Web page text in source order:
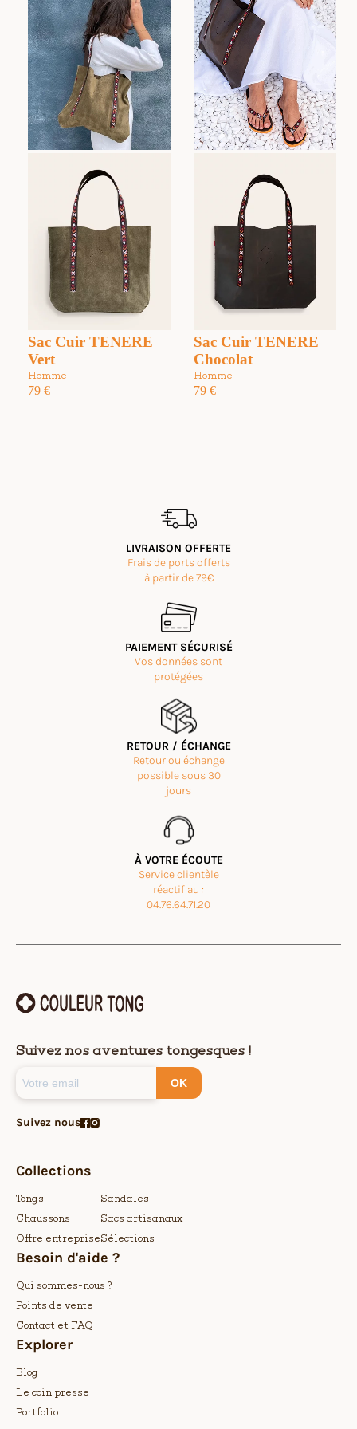
Sac Cuir TENERE
Vert
Homme
79 €
Sac Cuir TENERE
Chocolat
Homme
79 €
LIVRAISON OFFERTE
Frais de ports offerts
à partir de 79€
PAIEMENT SÉCURISÉ
Vos données sont
protégées
RETOUR / ÉCHANGE
Retour ou échange
possible sous 30
jours
À VOTRE ÉCOUTE
Service clientèle
réactif au :
04.76.64.71.20
Suivez nos aventures tongesques !
OK
Suivez nous
Collections
Tongs
Chaussons
Offre entreprise
Sandales
Sacs artisanaux
Sélections
Besoin d'aide ?
Qui sommes-nous ?
Points de vente
Contact et FAQ
Explorer
Blog
Le coin presse
Portfolio